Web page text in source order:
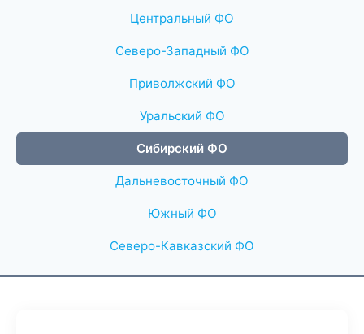
Центральный ФО
Северо-Западный ФО
Приволжский ФО
Уральский ФО
Сибирский ФО
Дальневосточный ФО
Южный ФО
Северо-Кавказский ФО